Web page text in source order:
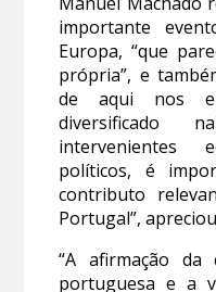
importante
Europa, “que
própria”, e
de aqui nos
intervenientes
políticos, é
contributo
Portugal”,
“A afirmação da
portuguesa e a